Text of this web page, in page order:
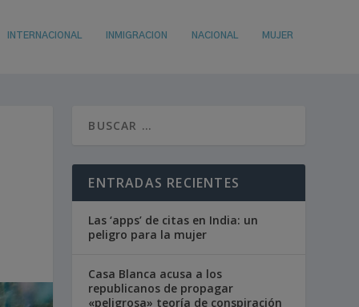
INTERNACIONAL INMIGRACION NACIONAL MUJER
ENTRADAS RECIENTES
Las ‘apps’ de citas en India: un
peligro para la mujer
Casa Blanca acusa a los
republicanos de propagar
«peligrosa» teoría de conspiración